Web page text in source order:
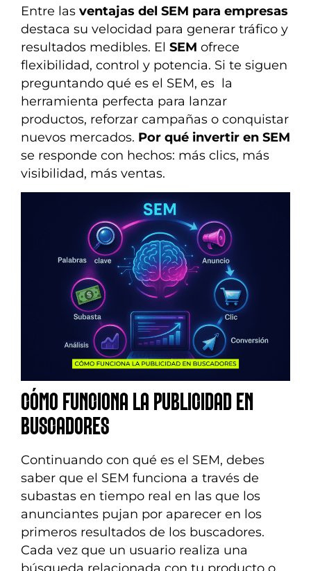
Entre las ventajas del SEM para empresas
destaca su velocidad para generar tráfico y
resultados medibles. El SEM ofrece
flexibilidad, control y potencia. Si te siguen
preguntando qué es el SEM, es la
herramienta perfecta para lanzar
productos, reforzar campañas o conquistar
nuevos mercados. Por qué invertir en SEM
se responde con hechos: más clics, más
visibilidad, más ventas.
CÓMO FUNCIONA LA PUBLICIDAD EN
BUSCADORES
Continuando con qué es el SEM, debes
saber que el SEM funciona a través de
subastas en tiempo real en las que los
anunciantes pujan por aparecer en los
primeros resultados de los buscadores.
Cada vez que un usuario realiza una
búsqueda relacionada con tu producto o